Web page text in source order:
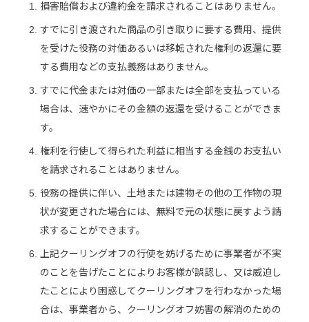
損害賠償および違約金を請求されることはありません。
すでに引き渡された商品の引き取りに要する費用、提供
を受けた役務の対価あるいは移転された権利の返還に要
する費用などの支払義務はありません。
すでに代金または対価の一部または全部を支払っている
場合は、速やかにその金額の返還を受けることができま
す。
権利を行使して得られた利益に相当する金銭のお支払い
を請求されることはありません。
役務の提供に伴い、土地または建物その他の工作物の現
状が変更された場合には、無料で元の状態に戻すよう請
求することができます。
上記クーリングオフの行使を妨げるために事業者が不実
のことを告げたことによりお客様が誤認し、又は威迫し
たことにより困惑してクーリングオフを行わなかった場
合は、事業者から、クーリングオフ妨害の解消のための